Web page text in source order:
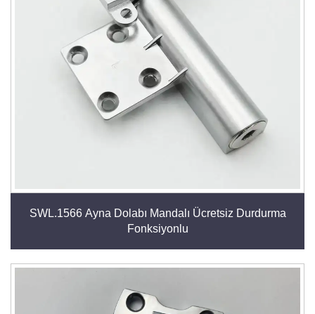
SWL.1566 Ayna Dolabı Mandalı Ücretsiz Durdurma
Fonksiyonlu